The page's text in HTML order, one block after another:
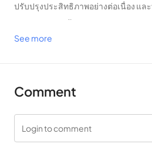
ทั้งหมด
ออกเพื่อให้แอปพลิเคชันเหล่านั้นเริ่มทำ
เพื่อดำเนินการที่เกี่ยวข้องเหล่านี้
ปรับปรุงประสิทธิภาพอย่างต่อเนื่อง แล
Favorite
See more
Comment
Login to comment